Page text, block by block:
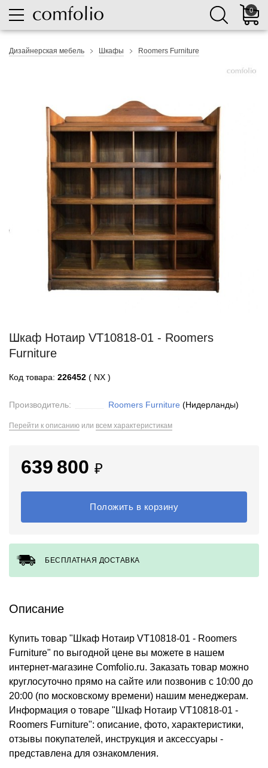
0
Дизайнерская мебель Шкафы Roomers Furniture
Шкаф Нотаир VT10818-01 - Roomers
Furniture
Код товара: 226452 ( NX )
Производитель: Roomers Furniture (Нидерланды)
Перейти к описанию или всем характеристикам
639 800 ₽
Положить в корзину
БЕСПЛАТНАЯ ДОСТАВКА
Описание
Купить товар "Шкаф Нотаир VT10818-01 - Roomers
Furniture" по выгодной цене вы можете в нашем
интернет-магазине Comfolio.ru. Заказать товар можно
круглосуточно прямо на сайте или позвонив с 10:00 до
20:00 (по московскому времени) нашим менеджерам.
Информация о товаре "Шкаф Нотаир VT10818-01 -
Roomers Furniture": описание, фото, характеристики,
отзывы покупателей, инструкция и аксессуары -
представлена для ознакомления.